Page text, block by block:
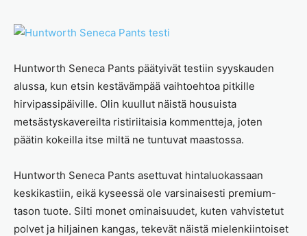
Huntworth Seneca Pants päätyivät testiin syyskauden
alussa, kun etsin kestävämpää vaihtoehtoa pitkille
hirvipassipäiville. Olin kuullut näistä housuista
metsästyskavereilta ristiriitaisia kommentteja, joten
päätin kokeilla itse miltä ne tuntuvat maastossa.
Huntworth Seneca Pants asettuvat hintaluokassaan
keskikastiin, eikä kyseessä ole varsinaisesti premium-
tason tuote. Silti monet ominaisuudet, kuten vahvistetut
polvet ja hiljainen kangas, tekevät näistä mielenkiintoiset